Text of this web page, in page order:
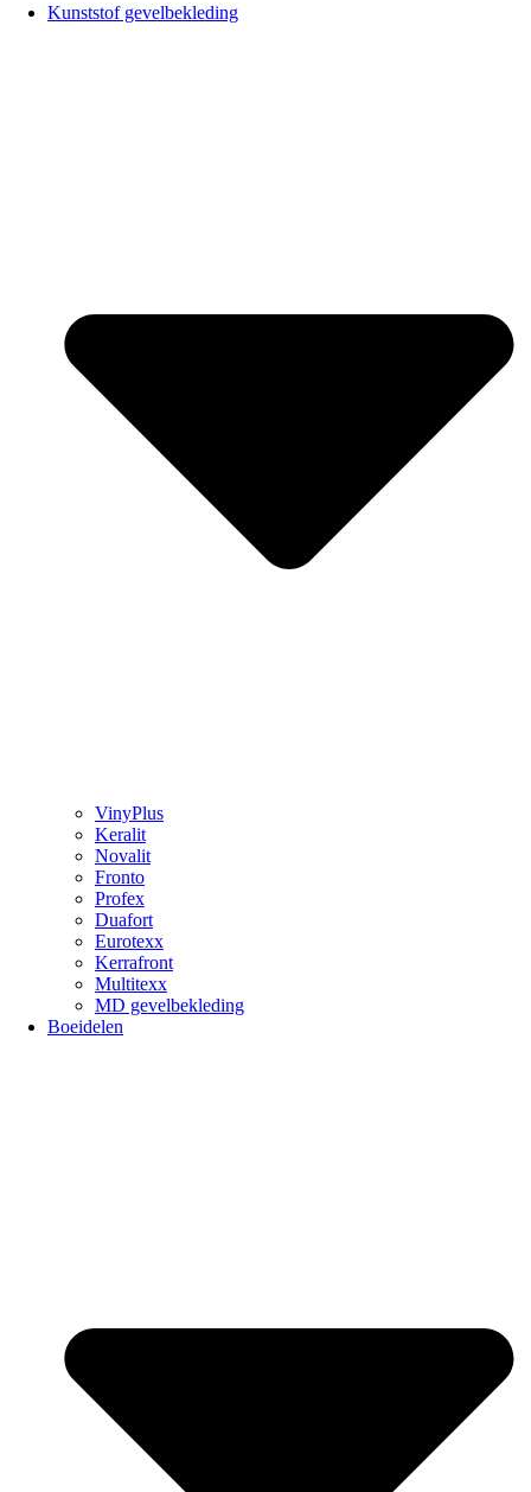
Kunststof gevelbekleding
VinyPlus
Keralit
Novalit
Fronto
Profex
Duafort
Eurotexx
Kerrafront
Multitexx
MD gevelbekleding
Boeidelen